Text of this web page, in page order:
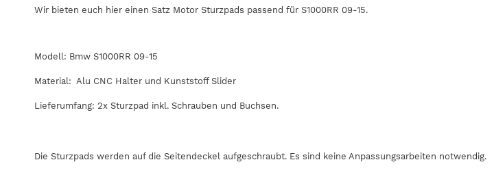
Wir bieten euch hier einen Satz Motor Sturzpads passend für S1000RR 09-15.
Modell: Bmw S1000RR 09-15
Material: Alu CNC Halter und Kunststoff Slider
Lieferumfang: 2x Sturzpad inkl. Schrauben und Buchsen.
Die Sturzpads werden auf die Seitendeckel aufgeschraubt. Es sind keine Anpassungsarbeiten notwendig.